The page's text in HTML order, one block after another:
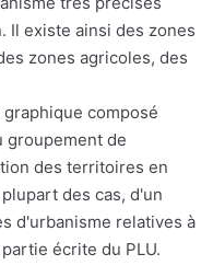
Il existe ainsi des zones
zones agricoles, des
composé
groupement de
des territoires en
des cas, d'un
d'urbanisme relatives à
écrite du PLU.